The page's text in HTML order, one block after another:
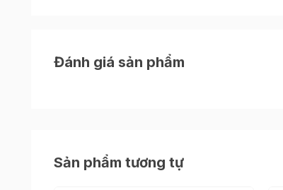
Đánh giá sản phẩm
Sản phẩm tương tự